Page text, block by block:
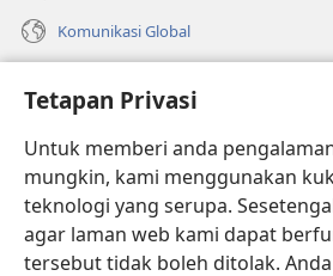
Tetapan Privasi
Untuk memberi anda
mungkin, kami menggunakan
teknologi yang serupa.
agar laman web kami dapat
tersebut tidak boleh ditolak.
Komunikasi Global
(membuka
tetingkap
baharu)PERPUSTAKAAN DALAM TALIAN
(membuka
tetingkap
baharu)JW Hub
(membuka